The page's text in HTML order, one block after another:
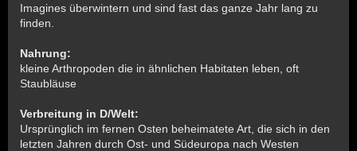
Imagines überwintern und sind fast das ganze Jahr lang zu
finden.
Nahrung:
kleine Arthropoden die in ähnlichen Habitaten leben, oft
Staubläuse
Verbreitung in D/Welt:
Ursprünglich im fernen Osten beheimatete Art, die sich in den
letzten Jahren durch Ost- und Südeuropa nach Westen